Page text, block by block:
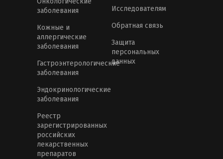
заболевания
Кожные и
аллергические
заболевания
Гастроэнтерологические
заболевания
Эндокринологические
заболевания
Реестр
зарегистрированных
российских
лекарственных
препаратов
Исследователям
Обратная связь
Защита
персональных
данных